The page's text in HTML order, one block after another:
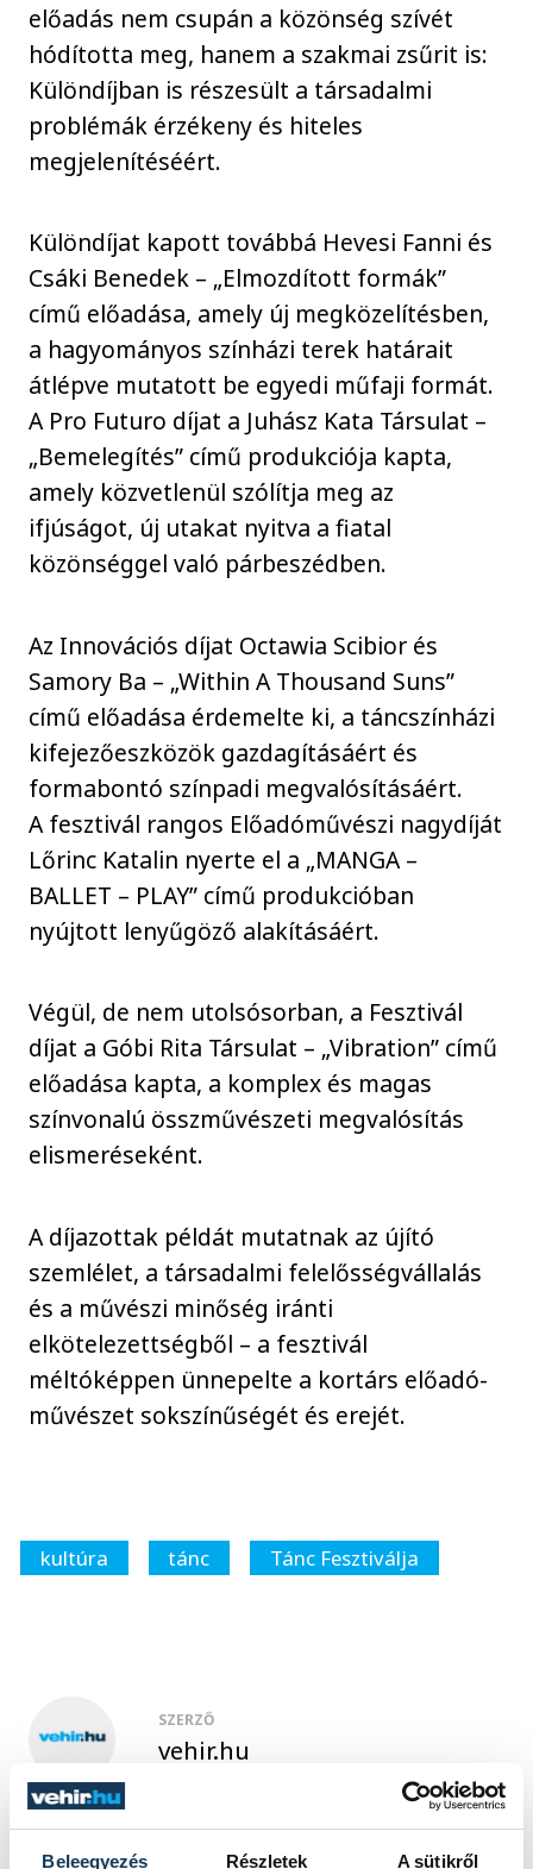
Beleegyezés Részletek A sütikről
előadás nem csupán a közönség szívét
hódította meg, hanem a szakmai zsűrit is:
Különdíjban is részesült a társadalmi
problémák érzékeny és hiteles
megjelenítéséért.
Különdíjat kapott továbbá Hevesi Fanni és
Csáki Benedek – „Elmozdított formák”
című előadása, amely új megközelítésben,
a hagyományos színházi terek határait
átlépve mutatott be egyedi műfaji formát.
A Pro Futuro díjat a Juhász Kata Társulat –
„Bemelegítés” című produkciója kapta,
amely közvetlenül szólítja meg az
ifjúságot, új utakat nyitva a fiatal
közönséggel való párbeszédben.
Az Innovációs díjat Octawia Scibior és
Samory Ba – „Within A Thousand Suns”
című előadása érdemelte ki, a táncszínházi
kifejezőeszközök gazdagításáért és
formabontó színpadi megvalósításáért.
A fesztivál rangos Előadóművészi nagydíját
Lőrinc Katalin nyerte el a „MANGA –
BALLET – PLAY” című produkcióban
nyújtott lenyűgöző alakításáért.
Végül, de nem utolsósorban, a Fesztivál
díjat a Góbi Rita Társulat – „Vibration” című
előadása kapta, a komplex és magas
színvonalú összművészeti megvalósítás
elismeréseként.
A díjazottak példát mutatnak az újító
szemlélet, a társadalmi felelősségvállalás
és a művészi minőség iránti
elkötelezettségből – a fesztivál
méltóképpen ünnepelte a kortárs előadó-
művészet sokszínűségét és erejét.
kultúra tánc Tánc Fesztiválja
SZERZŐ
vehir.hu